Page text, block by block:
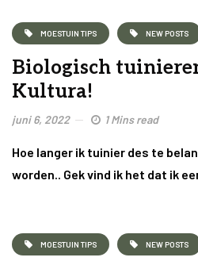
MOESTUIN TIPS NEW POSTS
Biologisch
Kultura!
juni 6, 2022 1 Mins read
Hoe langer ik tuinier des te
worden.. Gek vind ik het dat ik
MOESTUIN TIPS NEW POSTS